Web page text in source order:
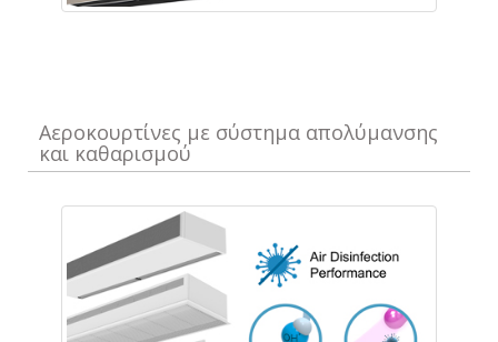
Αεροκουρτίνες με σύστημα απολύμανσης
και καθαρισμού